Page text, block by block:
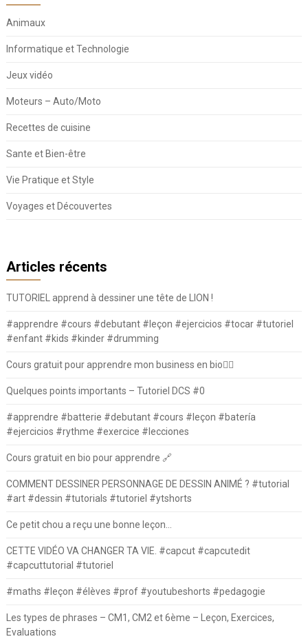
Animaux
Informatique et Technologie
Jeux vidéo
Moteurs – Auto/Moto
Recettes de cuisine
Sante et Bien-être
Vie Pratique et Style
Voyages et Découvertes
Articles récents
TUTORIEL apprend à dessiner une tête de LION !
#apprendre #cours #debutant #leçon #ejercicios #tocar #tutoriel
#enfant #kids #kinder #drumming
Cours gratuit pour apprendre mon business en bio⛓️‍💥
Quelques points importants – Tutoriel DCS #0
#apprendre #batterie #debutant #cours #leçon #batería
#ejercicios #rythme #exercice #lecciones
Cours gratuit en bio pour apprendre 🔗
COMMENT DESSINER PERSONNAGE DE DESSIN ANIMÉ ? #tutorial
#art #dessin #tutorials #tutoriel #ytshorts
Ce petit chou a reçu une bonne leçon…
CETTE VIDÉO VA CHANGER TA VIE. #capcut #capcutedit
#capcuttutorial #tutoriel
#maths #leçon #élèves #prof #youtubeshorts #pedagogie
Les types de phrases – CM1, CM2 et 6ème – Leçon, Exercices,
Evaluations